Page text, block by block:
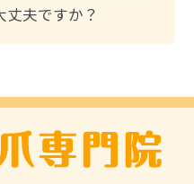
丈夫ですか？